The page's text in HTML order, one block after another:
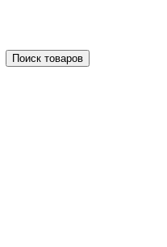
Поиск товаров